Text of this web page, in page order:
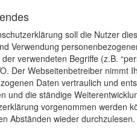
soll die Nutzer
Verwendung
verwendeten Begriffe (z.B.
Der Webseitenbetreiber nimmt
Daten vertraulich und
und die ständige
vorgenommen werden
Abständen wieder durchzulesen.